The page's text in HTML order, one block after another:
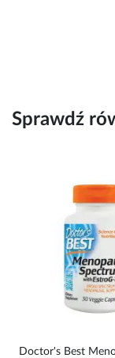
Sprawdź
Doctor's Best